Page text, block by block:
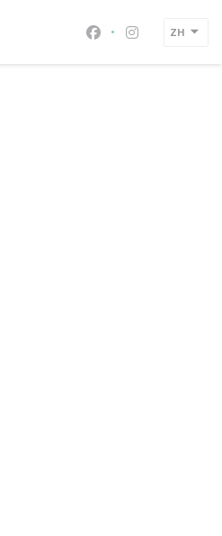
Facebook ((在新窗
Instagram ((
ZH